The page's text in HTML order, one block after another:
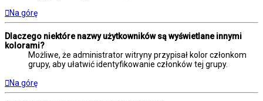
Na górę
Dlaczego niektóre nazwy użytkowników są wyświetlane innymi
kolorami?
Możliwe, że administrator witryny przypisał kolor członkom
grupy, aby ułatwić identyfikowanie członków tej grupy.
Na górę